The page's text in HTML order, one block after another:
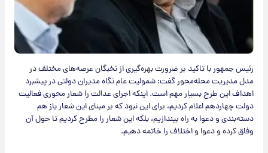
رئیس جمهور با تاکید بر ضرورت بهره‌گیری از نخبگان عرصه‌های مختلف در
مدل مدیریت محله‌محور گفت: شمولیت عام نگاه مدیران دولتی در پیشبرد
اهداف این طرح بسیار مهم است. اینکه اجرای عدالت را شعار محوری فعالیت
دولت چهاردهم اعلام کردیم، برای این نبود که بر مبنای این شعار باز هم
دسته‌بندی و دعوا به راه بیندازیم، بلکه این شعار را مطرح کردیم تا حول آن
وفاق کرده و دعوا و اختلاف را خاتمه دهیم.